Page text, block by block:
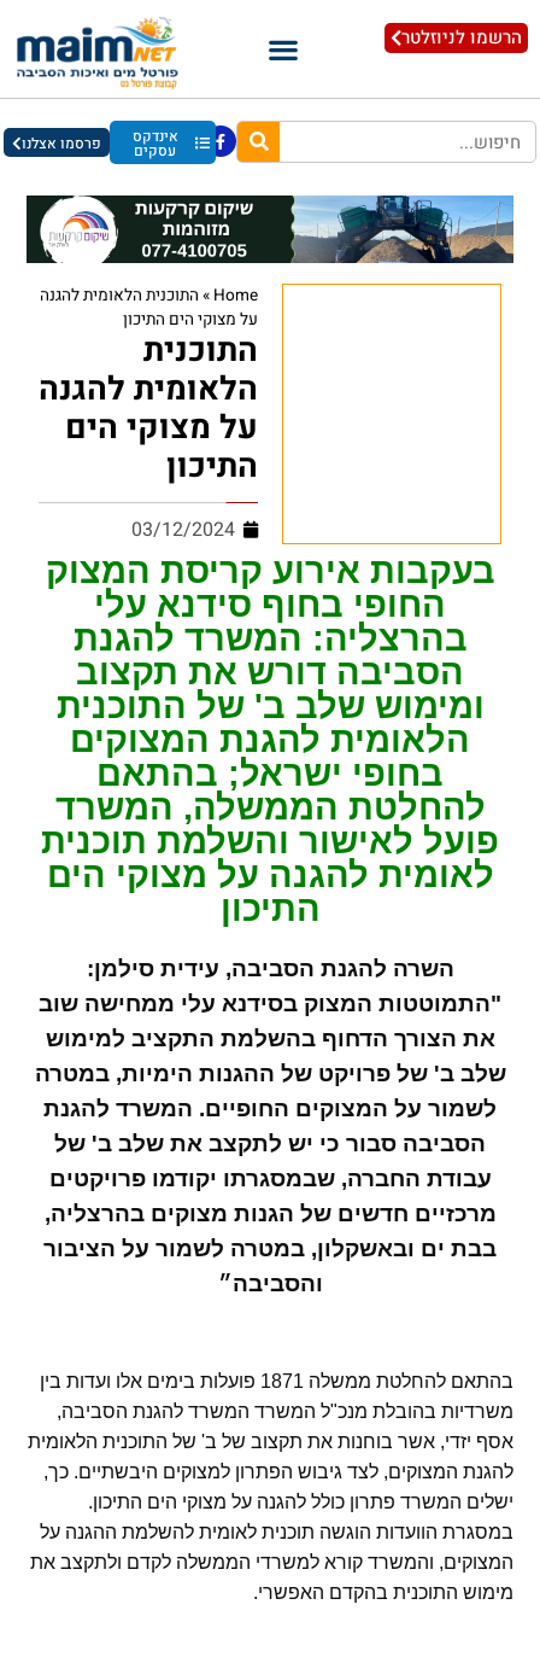
הרשמו לניוזלטר
אינדקס
עסקים פרסמו אצלנו
Home
» התוכנית הלאומית להגנה
על מצוקי הים התיכון
התוכנית
הלאומית להגנה
על מצוקי הים
התיכון
03/12/2024
בעקבות אירוע קריסת המצוק
החופי בחוף סידנא עלי
בהרצליה: המשרד להגנת
הסביבה דורש את תקצוב
ומימוש שלב ב' של התוכנית
הלאומית להגנת המצוקים
בחופי ישראל; בהתאם
להחלטת הממשלה, המשרד
פועל לאישור והשלמת תוכנית
לאומית להגנה על מצוקי הים
התיכון
השרה להגנת הסביבה, עידית סילמן:
"התמוטטות המצוק בסידנא עלי ממחישה שוב
את הצורך הדחוף בהשלמת התקציב למימוש
שלב ב' של פרויקט של ההגנות הימיות, במטרה
לשמור על המצוקים החופיים. המשרד להגנת
הסביבה סבור כי יש לתקצב את שלב ב' של
עבודת החברה, שבמסגרתו יקודמו פרויקטים
מרכזיים חדשים של הגנות מצוקים בהרצליה,
בבת ים ובאשקלון, במטרה לשמור על הציבור
והסביבה״
בהתאם להחלטת ממשלה 1871 פועלות בימים אלו ועדות בין
משרדיות בהובלת מנכ"ל המשרד המשרד להגנת הסביבה,
אסף יזדי, אשר בוחנות את תקצוב של ב' של התוכנית הלאומית
להגנת המצוקים, לצד גיבוש הפתרון למצוקים היבשתיים. כך,
ישלים המשרד פתרון כולל להגנה על מצוקי הים התיכון.
במסגרת הוועדות הוגשה תוכנית לאומית להשלמת ההגנה על
המצוקים, והמשרד קורא למשרדי הממשלה לקדם ולתקצב את
מימוש התוכנית בהקדם האפשרי.